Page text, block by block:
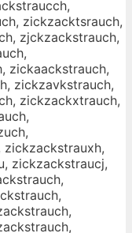
zickzacktsrauch,
zjckzackstrauch,
zickaackstrauch,
zickzavkstrauch,
zickzackxtrauch,
zickzackstraucj,